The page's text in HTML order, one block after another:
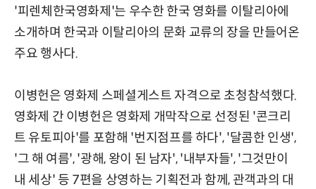
'피렌체한국영화제'는 우수한 한국 영화를 이탈리아에
소개하며 한국과 이탈리아의 문화 교류의 장을 만들어온
주요 행사다.
이병헌은 영화제 스페셜게스트 자격으로 초청참석했다.
영화제 간 이병헌은 영화제 개막작으로 선정된 '콘크리
트 유토피아'를 포함해 '번지점프를 하다', '달콤한 인생',
'그 해 여름', '광해, 왕이 된 남자', '내부자들', '그것만이
내 세상' 등 7편을 상영하는 기획전과 함께, 관객과의 대